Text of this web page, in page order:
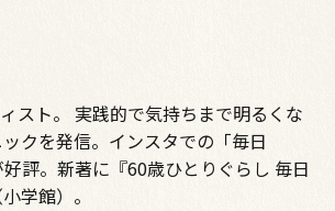
スト。 実践的で気持ちまで明るくな
クを発信。インスタでの「毎日
好評。新著に『60歳ひとりぐらし 毎日
学館）。